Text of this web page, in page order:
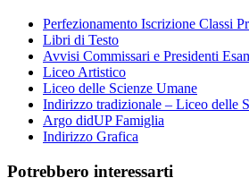
Perfezionamento Iscrizione Classi
Libri di Testo
Avvisi Commissari e Presidenti
Liceo Artistico
Liceo delle Scienze Umane
Indirizzo tradizionale – Liceo delle
Argo didUP Famiglia
Indirizzo Grafica
Potrebbero interessarti